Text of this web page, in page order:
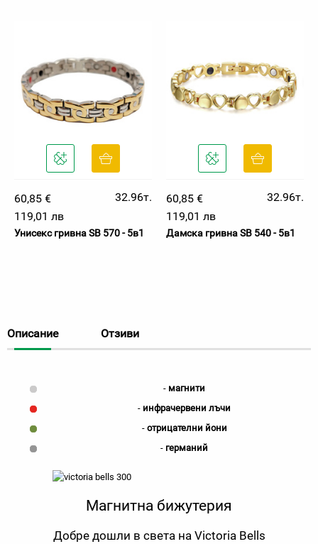
60,85 €
32.96т.
119,01 лв
Унисекс гривна SB 570 - 5в1
60,85 €
32.96т.
119,01 лв
Дамска гривна SB 540 - 5в1
Описание Отзиви
- магнити
- инфрачервени лъчи
- отрицателни йони
- германий
Магнитна бижутерия
Добре дошли в света на Victoria Bells